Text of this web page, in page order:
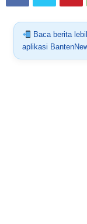
Baca berita
aplikasi